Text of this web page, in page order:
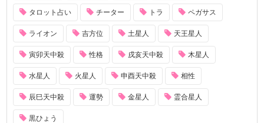
タロット占い チーター トラ ペガサス
ライオン 吉方位 土星人 天王星人
寅卯天中殺 性格 戌亥天中殺 木星人
水星人 火星人 申酉天中殺 相性
辰巳天中殺 運勢 金星人 霊合星人
黒ひょう